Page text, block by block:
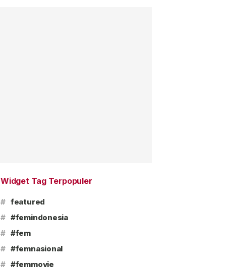
Widget Tag Terpopuler
# featured
# #femindonesia
# #fem
# #femnasional
# #femmovie